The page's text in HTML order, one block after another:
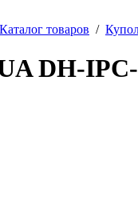
Каталог товаров /
DH-